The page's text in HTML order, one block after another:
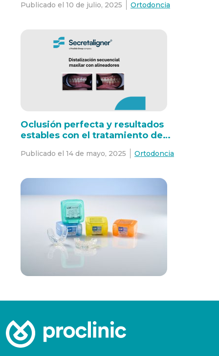
Publicado el 10 de julio, 2025 Ortodoncia
Oclusión perfecta y resultados
estables con el tratamiento de
Publicado el 14 de mayo, 2025 Ortodoncia